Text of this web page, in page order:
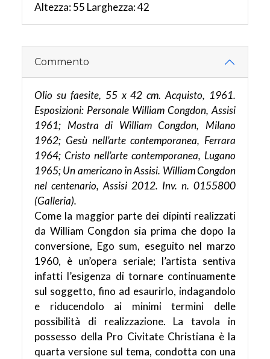
Altezza: 55 Larghezza: 42
Commento
Olio su faesite, 55 x 42 cm. Acquisto, 1961.
Esposizioni: Personale William Congdon, Assisi
1961; Mostra di William Congdon, Milano
1962; Gesù nell’arte contemporanea, Ferrara
1964; Cristo nell’arte contemporanea, Lugano
1965; Un americano in Assisi. William Congdon
nel centenario, Assisi 2012. Inv. n. 0155800
(Galleria).
Come la maggior parte dei dipinti realizzati
da William Congdon sia prima che dopo la
conversione, Ego sum, eseguito nel marzo
1960, è un’opera seriale; l’artista sentiva
infatti l’esigenza di tornare continuamente
sul soggetto, fino ad esaurirlo, indagandolo
e riducendolo ai minimi termini delle
possibilità di realizzazione. La tavola in
possesso della Pro Civitate Christiana è la
quarta versione sul tema, condotta con una